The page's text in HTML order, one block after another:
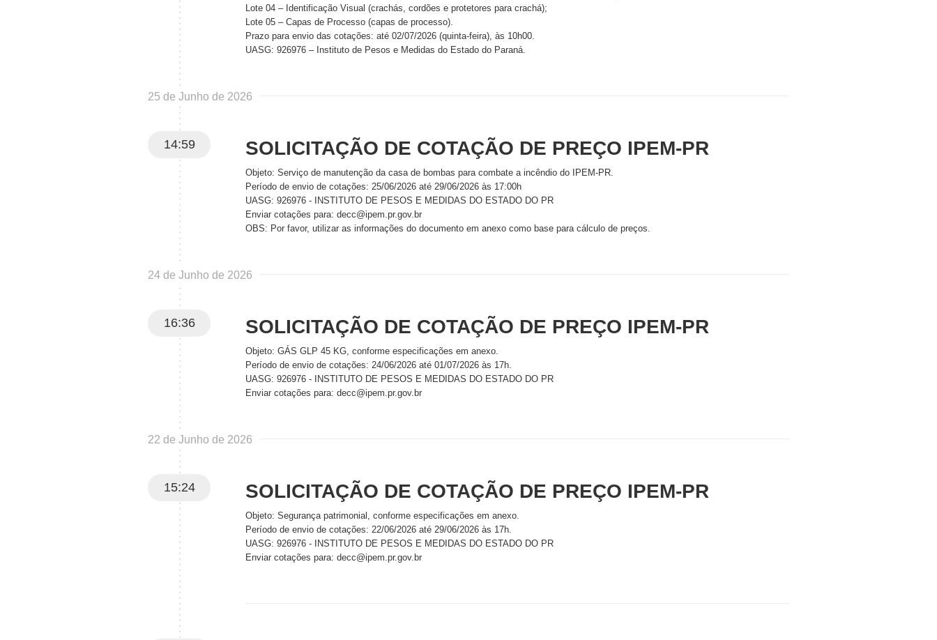
Lote 04 – Identificação Visual (crachás, cordões e protetores para crachá);
Lote 05 – Capas de Processo (capas de processo).
Prazo para envio das cotações: até 02/07/2026 (quinta-feira), às 10h00.
UASG: 926976 – Instituto de Pesos e Medidas do Estado do Paraná.
25 de Junho de 2026
14:59 SOLICITAÇÃO DE COTAÇÃO DE PREÇO IPEM-PR
Objeto: Serviço de manutenção da casa de bombas para combate a incêndio do IPEM-PR.
Período de envio de cotações: 25/06/2026 até 29/06/2026 às 17:00h
UASG: 926976 - INSTITUTO DE PESOS E MEDIDAS DO ESTADO DO PR
Enviar cotações para: decc@ipem.pr.gov.br
OBS: Por favor, utilizar as informações do documento em anexo como base para cálculo de preços.
24 de Junho de 2026
16:36 SOLICITAÇÃO DE COTAÇÃO DE PREÇO IPEM-PR
Objeto: GÁS GLP 45 KG, conforme especificações em anexo.
Período de envio de cotações: 24/06/2026 até 01/07/2026 às 17h.
UASG: 926976 - INSTITUTO DE PESOS E MEDIDAS DO ESTADO DO PR
Enviar cotações para: decc@ipem.pr.gov.br
22 de Junho de 2026
15:24 SOLICITAÇÃO DE COTAÇÃO DE PREÇO IPEM-PR
Objeto: Segurança patrimonial, conforme especificações em anexo.
Período de envio de cotações: 22/06/2026 até 29/06/2026 às 17h.
UASG: 926976 - INSTITUTO DE PESOS E MEDIDAS DO ESTADO DO PR
Enviar cotações para: decc@ipem.pr.gov.br